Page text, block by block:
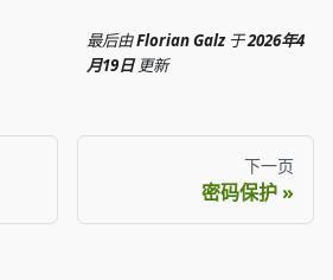
最后由Florian Galz 于2026年4
月19日 更新
下一页
密码保护